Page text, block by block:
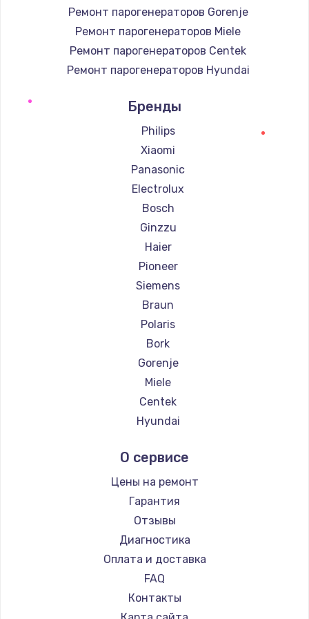
Ремонт парогенераторов Gorenje
Ремонт парогенераторов Miele
Ремонт парогенераторов Centek
Ремонт парогенераторов Hyundai
Ремонт парогенераторов DELTA
Ремонт парогенераторов Silter
Ремонт парогенераторов Chayka
Ремонт парогенераторов Beko
Ремонт парогенераторов Vivitek
Ремонт парогенераторов RED solution
Бренды
Philips
Xiaomi
Panasonic
Electrolux
Bosch
Ginzzu
Haier
Pioneer
Siemens
Braun
Polaris
Bork
Gorenje
Miele
Centek
Hyundai
DELTA
Silter
Chayka
Beko
Vivitek
RED solution
О сервисе
Цены на ремонт
Гарантия
Отзывы
Диагностика
Оплата и доставка
FAQ
Контакты